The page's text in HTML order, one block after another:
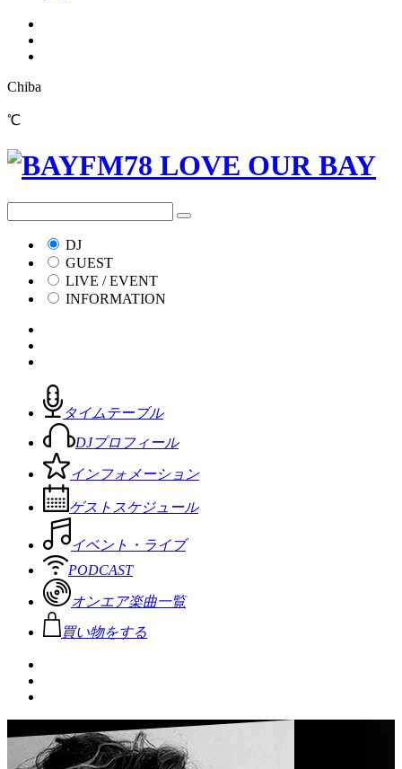
Chiba
℃
DJ
GUEST
LIVE / EVENT
INFORMATION
タイムテーブル
DJプロフィール
インフォメーション
ゲストスケジュール
イベント・ライブ
PODCAST
オンエア楽曲一覧
買い物をする